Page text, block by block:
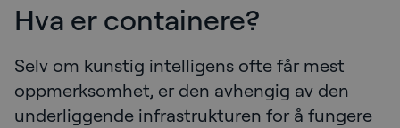
Hva er containere?
Selv om kunstig intelligens ofte får mest
oppmerksomhet, er den avhengig av den
underliggende infrastrukturen for å fungere